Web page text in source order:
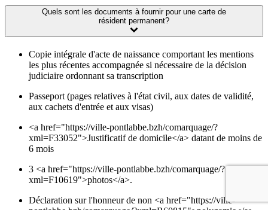
Quels sont les documents à fournir pour une carte de
résident permanent?
Copie intégrale d'acte de naissance comportant les mentions
les plus récentes accompagnée si nécessaire de la décision
judiciaire ordonnant sa transcription
Passeport (pages relatives à l'état civil, aux dates de validité,
aux cachets d'entrée et aux visas)
<a href="https://ville-pontlabbe.bzh/comarquage/?
xml=F33052">Justificatif de domicile</a> datant de moins de
6 mois
3 <a href="https://ville-pontlabbe.bzh/comarquage/?
xml=F10619">photos</a>.
Déclaration sur l'honneur de non <a href="https://ville-